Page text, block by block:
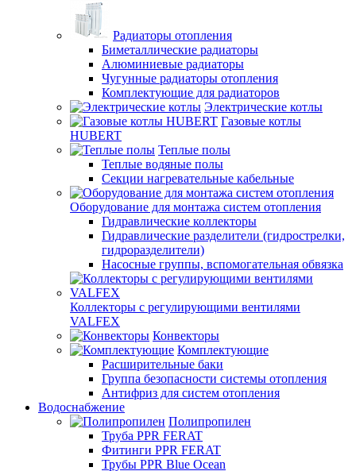
Радиаторы отопления
Биметаллические радиаторы
Алюминиевые радиаторы
Чугунные радиаторы отопления
Комплектующие для радиаторов
Электрические котлы
Газовые котлы
HUBERT
Теплые полы
Теплые водяные полы
Секции нагревательные кабельные
Оборудование для монтажа систем отопления
Гидравлические коллекторы
Гидравлические разделители (гидрострелки,
гидроразделители)
Насосные группы, вспомогательная обвязка
Коллекторы с регулирующими вентилями
VALFEX
Конвекторы
Комплектующие
Расширительные баки
Группа безопасности системы отопления
Антифриз для систем отопления
Водоснабжение
Полипропилен
Труба PPR FERAT
Фитинги PPR FERAT
Трубы PPR Blue Ocean